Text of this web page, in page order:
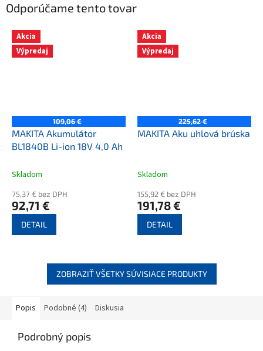
Odporúčame tento tovar
Akcia
Výpredaj
109,06 €
MAKITA Akumulátor
BL1840B Li-ion 18V 4,0 Ah
Skladom
75,37 € bez DPH
92,71 €
DETAIL
Akcia
Výpredaj
225,62 €
MAKITA Aku uhlová brúska
Skladom
155,92 € bez DPH
191,78 €
DETAIL
ZOBRAZIŤ VŠETKY SÚVISIACE PRODUKTY
Popis Podobné (4) Diskusia
Podrobný popis